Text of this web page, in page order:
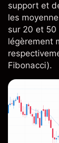
support et
les
sur 20 et 50
légèrement
Fibonacci).